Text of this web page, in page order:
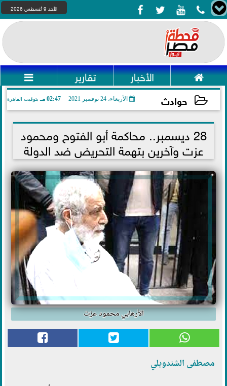
    الأحد 9 أغسطس 2026
 الأخبار تقارير 
حوادث الأربعاء، 24 نوفمبر 2021 02:47 مـ بتوقيت القاهرة
2021-11-24 14:47:38 28 ديسمبر.. محاكمة أبو الفتوح ومحمود
عزت وآخرين بتهمة التحريض ضد الدولة
الأرهابي محمود عزت
مصطفى الشندويلي